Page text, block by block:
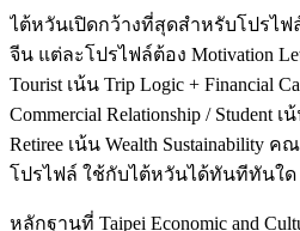
ไต้หวันเปิดกว้างที่สุดสำหรับโปรไฟ
จีน แต่ละโปรไฟล์ต้อง Motivation
Tourist เน้น Trip Logic + Financial
Commercial Relationship / Student เ
Retiree เน้น Wealth Sustainability
โปรไฟล์ ใช้กับไต้หวันได้ทันทีทันใด
หลักฐานที่ Taipei Economic and